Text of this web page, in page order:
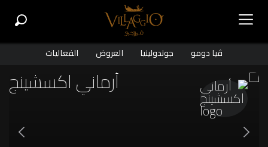
ڤيا دومو جوندولينيا العروض الفعاليات